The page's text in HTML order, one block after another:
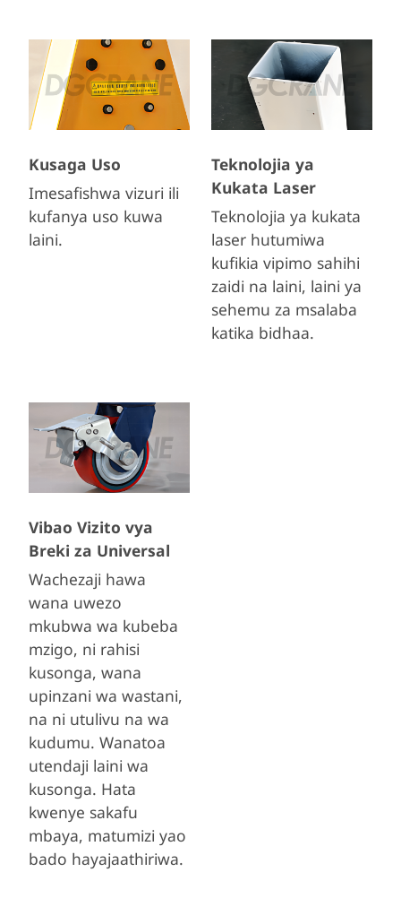
Kusaga Uso
Imesafishwa vizuri ili
kufanya uso kuwa
laini.
Teknolojia ya
Kukata Laser
Teknolojia ya kukata
laser hutumiwa
kufikia vipimo sahihi
zaidi na laini, laini ya
sehemu za msalaba
katika bidhaa.
Vibao Vizito vya
Breki za Universal
Wachezaji hawa
wana uwezo
mkubwa wa kubeba
mzigo, ni rahisi
kusonga, wana
upinzani wa wastani,
na ni utulivu na wa
kudumu. Wanatoa
utendaji laini wa
kusonga. Hata
kwenye sakafu
mbaya, matumizi yao
bado hayajaathiriwa.